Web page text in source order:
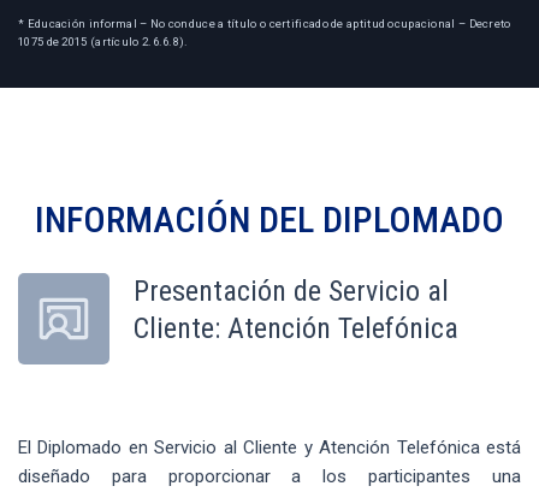
* Educación informal – No conduce a título o certificado de aptitud ocupacional – Decreto
1075 de 2015 (artículo 2.6.6.8).
INFORMACIÓN DEL DIPLOMADO
Presentación de Servicio al
Cliente: Atención Telefónica
El Diplomado en Servicio al Cliente y Atención Telefónica está
diseñado para proporcionar a los participantes una